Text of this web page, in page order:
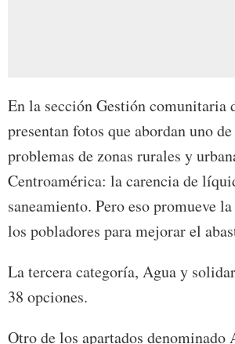
En la sección Gestión comunitaria
presentan fotos que abordan uno
problemas de zonas rurales y
Centroamérica: la carencia de
saneamiento. Pero eso promueve
los pobladores para mejorar el
La tercera categoría, Agua y
38 opciones.
Otro de los apartados denominado